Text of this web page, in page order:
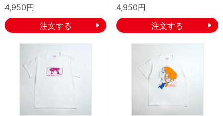
4,950円 4,950円